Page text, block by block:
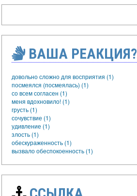
ВАША РЕАКЦИЯ?
довольно сложно для восприятия (1)
посмеялся (посмеялась) (1)
со всем согласен (1)
меня вдохновило! (1)
грусть (1)
сочувствие (1)
удивление (1)
злость (1)
обескураженность (1)
вызвало обеспокоенность (1)